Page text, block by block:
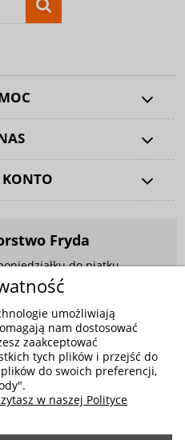
KONTO
Fryda
do piątku
9.00 - 17.00
704
400 Nowy Targ
300 Bielsko-Biała
umożliwiają
nam dostosować
zaakceptować
tych plików i przejść do
do swoich preferencji,
w naszej Polityce